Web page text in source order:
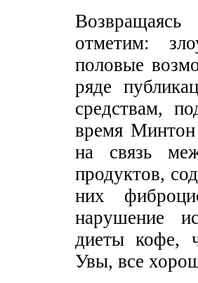
отметим:
половые
ряде
средствам,
время Минтон
на связь
продуктов,
них
нарушение
диеты кофе,
Увы, все